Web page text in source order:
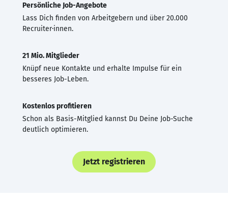
Persönliche Job-Angebote
Lass Dich finden von Arbeitgebern und über 20.000
Recruiter·innen.
21 Mio. Mitglieder
Knüpf neue Kontakte und erhalte Impulse für ein
besseres Job-Leben.
Kostenlos profitieren
Schon als Basis-Mitglied kannst Du Deine Job-Suche
deutlich optimieren.
Jetzt registrieren